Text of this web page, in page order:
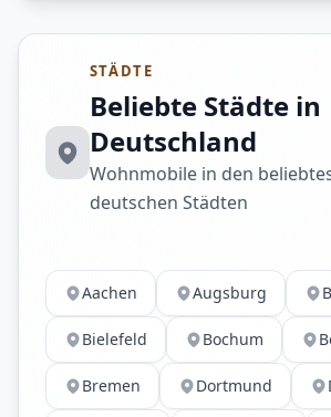
STÄDTE
Beliebte Städte in
Deutschland
Wohnmobile in den
deutschen Städten
Aachen Augsburg
Bielefeld Bochum
Bremen Dortmund